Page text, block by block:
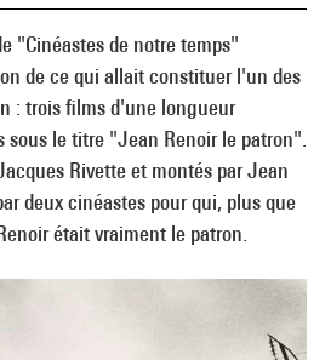
"Cinéastes de notre temps"
de ce qui allait constituer l'un des
: trois films d'une longueur
sous le titre "Jean Renoir le patron".
Rivette et montés par Jean
deux cinéastes pour qui, plus que
était vraiment le patron.